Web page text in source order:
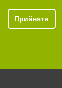
Прийняти